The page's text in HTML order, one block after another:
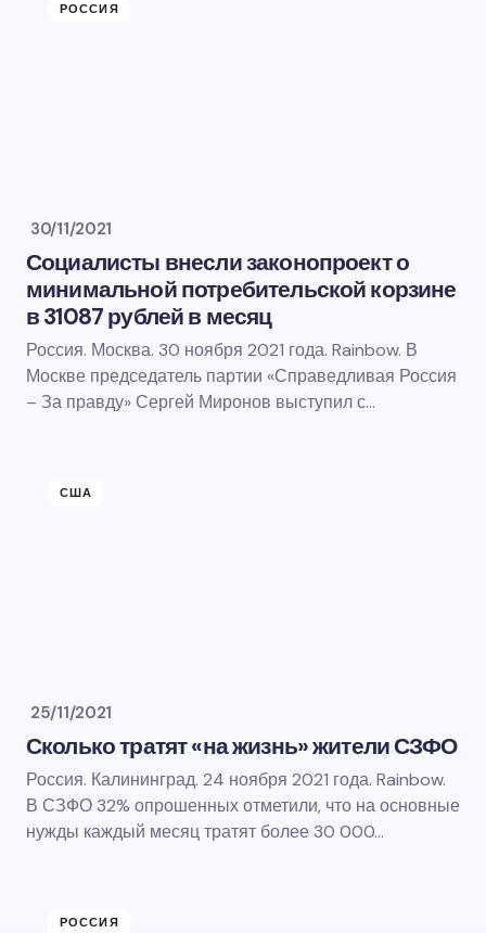
РОССИЯ
30/11/2021
Социалисты внесли законопроект о
минимальной потребительской корзине
в 31087 рублей в месяц
Россия. Москва. 30 ноября 2021 года. Rainbow. В
Москве председатель партии «Справедливая Россия
– За правду» Сергей Миронов выступил с…
США
25/11/2021
Сколько тратят «на жизнь» жители СЗФО
Россия. Калининград. 24 ноября 2021 года. Rainbow.
В СЗФО 32% опрошенных отметили, что на основные
нужды каждый месяц тратят более 30 000…
РОССИЯ